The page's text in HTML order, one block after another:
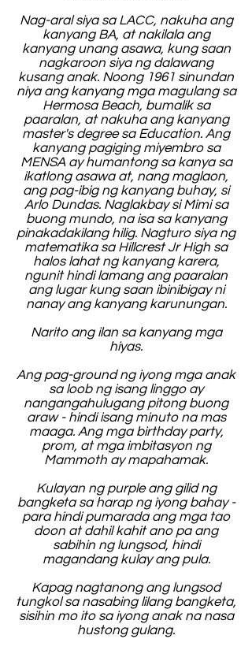
Nag-aral siya sa LACC, nakuha ang
kanyang BA, at nakilala ang
kanyang unang asawa, kung saan
nagkaroon siya ng dalawang
kusang anak. Noong 1961 sinundan
niya ang kanyang mga magulang sa
Hermosa Beach, bumalik sa
paaralan, at nakuha ang kanyang
master's degree sa Education. Ang
kanyang pagiging miyembro sa
MENSA ay humantong sa kanya sa
ikatlong asawa at, nang maglaon,
ang pag-ibig ng kanyang buhay, si
Arlo Dundas. Naglakbay si Mimi sa
buong mundo, na isa sa kanyang
pinakadakilang hilig. Nagturo siya ng
matematika sa Hillcrest Jr High sa
halos lahat ng kanyang karera,
ngunit hindi lamang ang paaralan
ang lugar kung saan ibinibigay ni
nanay ang kanyang karunungan.
Narito ang ilan sa kanyang mga
hiyas.
Ang pag-ground ng iyong mga anak
sa loob ng isang linggo ay
nangangahulugang pitong buong
araw - hindi isang minuto na mas
maaga. Ang mga birthday party,
prom, at mga imbitasyon ng
Mammoth ay mapahamak.
Kulayan ng purple ang gilid ng
bangketa sa harap ng iyong bahay -
para hindi pumarada ang mga tao
doon at dahil kahit ano pa ang
sabihin ng lungsod, hindi
magandang kulay ang pula.
Kapag nagtanong ang lungsod
tungkol sa nasabing lilang bangketa,
sisihin mo ito sa iyong anak na nasa
hustong gulang.